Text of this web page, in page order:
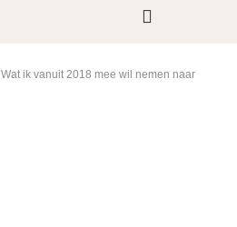
Wat ik vanuit 2018 mee wil nemen naar